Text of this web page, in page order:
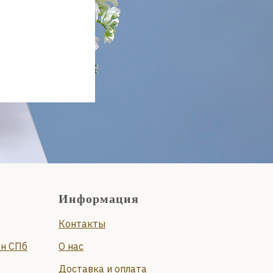
СПб
Информация
Контакты
О нас
Доставка и оплата